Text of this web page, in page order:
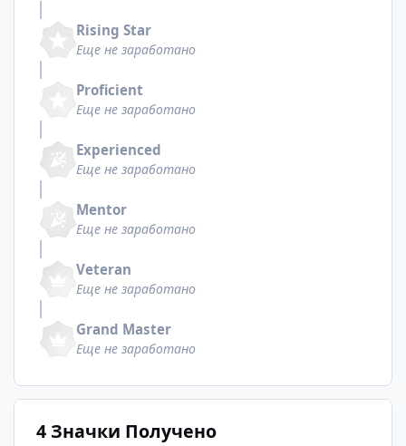
Rising Star
Еще не заработано
Proficient
Еще не заработано
Experienced
Еще не заработано
Mentor
Еще не заработано
Veteran
Еще не заработано
Grand Master
Еще не заработано
4 Значки Получено